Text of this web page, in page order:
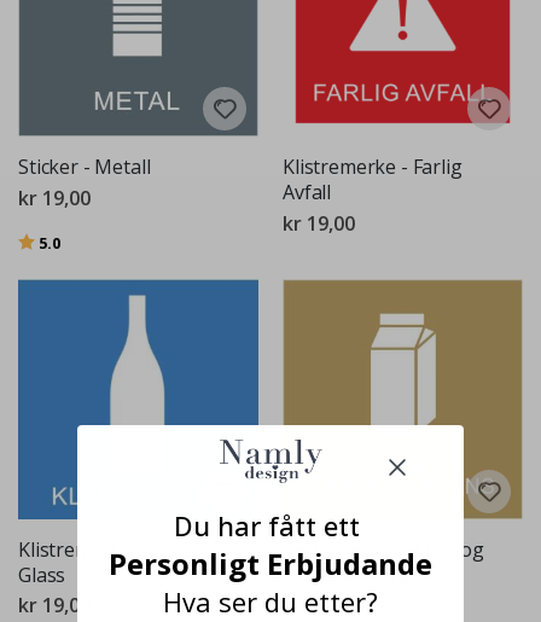
Sticker - Metall
kr 19,00
Karakter:
5.0
Klistremerke - Farlig
Avfall
kr 19,00
Klistremerke - Klart
Glass
kr 19,00
Klistremerke - Mat- og
Drikkekartonger
kr 19,00
Du har fått ett
Personligt Erbjudande
Hva ser du etter?